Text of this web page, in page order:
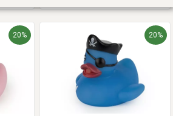
20% 20%